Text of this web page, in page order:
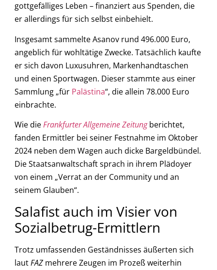
gottgefälliges Leben – finanziert aus Spenden, die
er allerdings für sich selbst einbehielt.
Insgesamt sammelte Asanov rund 496.000 Euro,
angeblich für wohltätige Zwecke. Tatsächlich kaufte
er sich davon Luxusuhren, Markenhandtaschen
und einen Sportwagen. Dieser stammte aus einer
Sammlung „für Palästina“, die allein 78.000 Euro
einbrachte.
Wie dieFrankfurter Allgemeine Zeitungberichtet,
fanden Ermittler bei seiner Festnahme im Oktober
2024 neben dem Wagen auch dicke Bargeldbündel.
Die Staatsanwaltschaft sprach in ihrem Plädoyer
von einem „Verrat an der Community und an
seinem Glauben“.
Salafist auch im Visier von
Sozialbetrug-Ermittlern
Trotz umfassenden Geständnisses äußerten sich
lautFAZ mehrere Zeugen im Prozeß weiterhin